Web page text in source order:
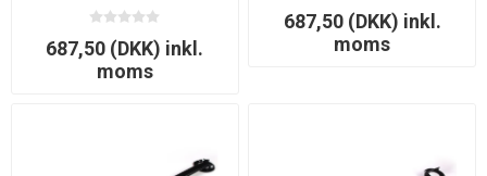
687,50 (DKK) inkl.
moms
687,50 (DKK) inkl.
moms